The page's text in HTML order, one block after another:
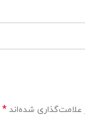
شده‌اند *